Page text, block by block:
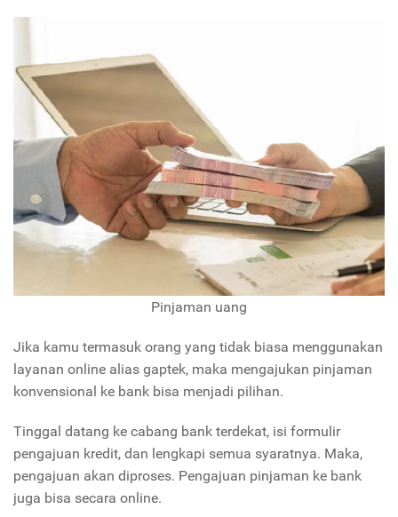
Pinjaman uang
Jika kamu termasuk orang yang tidak biasa menggunakan
layanan online alias gaptek, maka mengajukan pinjaman
konvensional ke bank bisa menjadi pilihan.
Tinggal datang ke cabang bank terdekat, isi formulir
pengajuan kredit, dan lengkapi semua syaratnya. Maka,
pengajuan akan diproses. Pengajuan pinjaman ke bank
juga bisa secara online.